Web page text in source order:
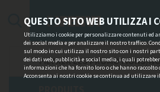
QUESTO SITO WEB UTILIZZA I
Utilizziamo i cookie per personalizzare contenuti ed
dei social media e per analizzare il nostro traffico.
sul modo in cui utilizza il nostro sito con i nostri
dei dati web, pubblicità e social media, i quali
informazioni che ha fornito loro o che hanno
Acconsenta ai nostri cookie se continua ad utilizzare
FILTRER LES PROMOTIONS/